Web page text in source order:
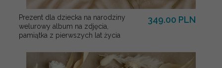
Prezent dla dziecka na narodziny
welurowy album na zdjęcia,
pamiątka z pierwszych lat życia
349.00 PLN